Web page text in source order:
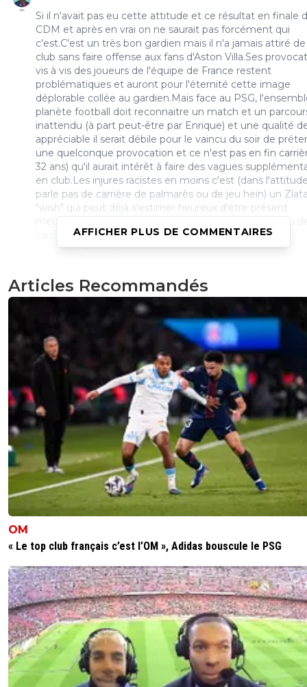
Si il n'avait pas eu cette attitude et ce résultat en finale
CDM et après en vrai on ne saurait pas forcément qui
c'est.C'est un très bon gardien mais il n'a jamais attiré
club sans faire offense aux fans d'Aston Villa.Ses
vis à vis des joueurs de l'équipe de France restent
problématiques et auront pour l'éternité cette image
déplorable collée au gardien.Mais face au PSG,
planète football doit reconnaitre un match et un
inattendu (à part peut-être par Enrique) et une qualité
appréciable il serait débile pour le vaincu du soir de
une quelconque provocation et ce n'est pas en fin
32 ans) qu'il aurait intérêt à faire des vagues
en club.Les injures racistes en moins c'est (dans
parle pas de carrière de palmarès ou de jeu hein) un
"wish" qui peut déjà s'estimer heureux d'être présent
médiatiquement et sportivement avec son club au vu
parisansgermain 13 avril 2025 à 10:21 +6
Ce con n'a pas compris que les coqs peuvent tuer d'un
de bec
0+
13 avril 2025 à 6:37 +0
Chambrages maladroits? C’est la nouvelle définition du
racisme?
Répondre
el-padre 12 avril 2025 à 20:34
Qu'il ferme sa grande gueule de mer**, con** reste
0+ Répondre
paris-lover 12 avril 2025 à 20:09 + 0
Il a fait raler les supporters de l’équipe nationale, mais les
amateurs de foot connaissent son talent !C’est «
cou » quiA raté le peno ! Point final !
0+ Répondre
parisansgermain 12 avril 2025 à 19:21 +6
AFFICHER PLUS DE COMMENTAIRES
Articles Recommandés
OM
« Le top club français c’est l’OM », Adidas bouscule le PSG